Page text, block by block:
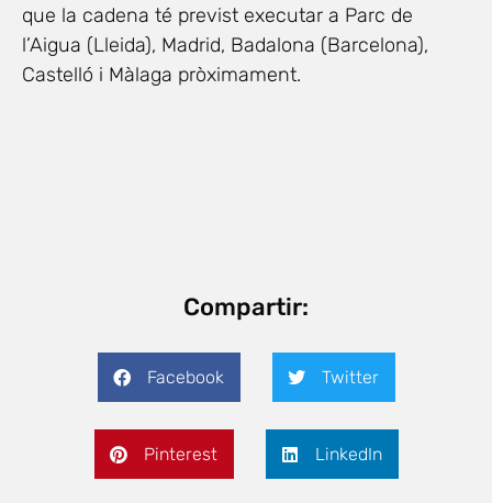
que la cadena té previst executar a Parc de
l’Aigua (Lleida), Madrid, Badalona (Barcelona),
Castelló i Màlaga pròximament.
Compartir:
Facebook Twitter
Pinterest LinkedIn